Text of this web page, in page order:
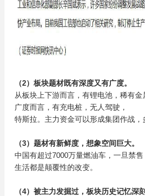
（2）板块题材既有深度又有广度。
从板块上下游而言，有锂电池，稀有
广度而言，有充电桩，无人驾驶，
特斯拉。主力资金可以形成集团作战，
（3）题材有新鲜度，想象空间巨大。
中国有超过7000万量燃油车，一旦禁
生活都是颠覆性的改变。
（4）被主力发掘过，板块历史记忆深刻